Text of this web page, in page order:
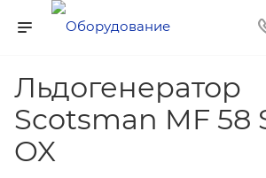
Льдогенератор
Scotsman MF 58
OX